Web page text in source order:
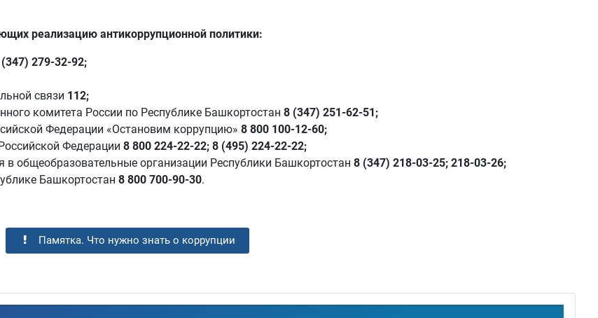
реализацию антикоррупционной политики:
279-32-92;
связи 112;
комитета России по Республике Башкортостан 8 (347) 251-62-51;
Федерации «Остановим коррупцию» 8 800 100-12-60;
Федерации 8 800 224-22-22; 8 (495) 224-22-22;
общеобразовательные организации Республики Башкортостан 8 (347) 218-03-25; 218-03-26;
Башкортостан 8 800 700-90-30.
Памятка. Что нужно знать о коррупции